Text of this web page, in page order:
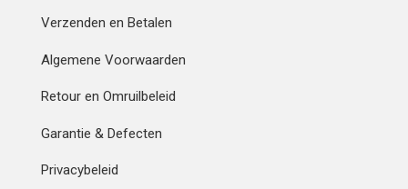
Verzenden en Betalen
Algemene Voorwaarden
Retour en Omruilbeleid
Garantie & Defecten
Privacybeleid